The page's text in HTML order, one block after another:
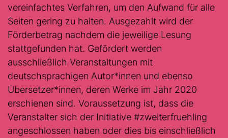
vereinfachtes Verfahren, um den Aufwand für alle
Seiten gering zu halten. Ausgezahlt wird der
Förderbetrag nachdem die jeweilige Lesung
stattgefunden hat. Gefördert werden
ausschließlich Veranstaltungen mit
deutschsprachigen Autor*innen und ebenso
Übersetzer*innen, deren Werke im Jahr 2020
erschienen sind. Voraussetzung ist, dass die
Veranstalter sich der Initiative #zweiterfruehling
angeschlossen haben oder dies bis einschließlich